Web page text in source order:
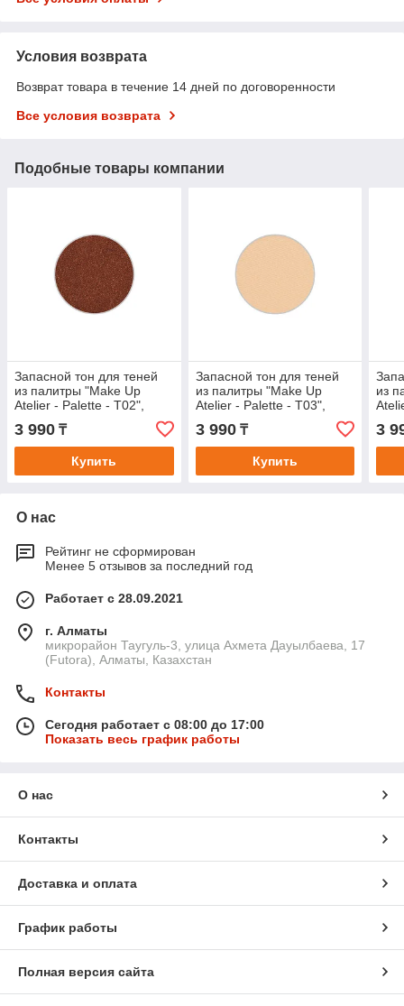
Условия возврата
Возврат товара в течение 14 дней по договоренности
Все условия возврата
Подобные товары компании
Запасной тон для теней
из палитры "Make Up
Atelier - Palette - T02",
прессованные в блистере.
3 990 ₸
Купить
Запасной тон для теней
из палитры "Make Up
Atelier - Palette - T03",
прессованные в блистере.
3 990₸
Купить
из
3
О нас
Рейтинг не сформирован
Менее 5 отзывов за последний год
Работает с 28.09.2021
г. Алматы
микрорайон Таугуль-3, улица Ахмета Дауылбаева, 17
(Futora), Алматы, Казахстан
Контакты
Сегодня работает с 08:00 до 17:00
Показать весь график работы
О нас
Контакты
Доставка и оплата
График работы
Полная версия сайта